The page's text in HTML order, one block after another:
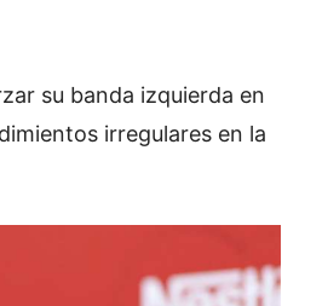
su banda izquierda en
irregulares en la